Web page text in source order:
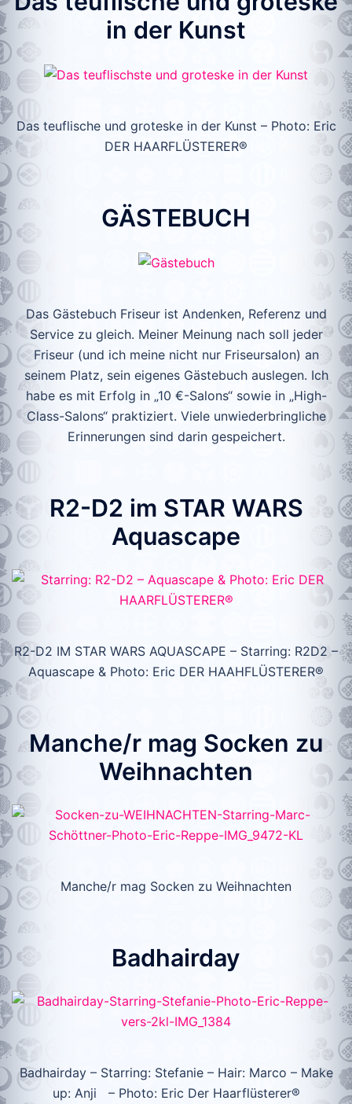
in der Kunst
Das teuflische und groteske in der Kunst – Photo: Eric
DER HAARFLÜSTERER®
GÄSTEBUCH
Das Gästebuch Friseur ist Andenken, Referenz und
Service zu gleich. Meiner Meinung nach soll jeder
Friseur (und ich meine nicht nur Friseursalon) an
seinem Platz, sein eigenes Gästebuch auslegen. Ich
habe es mit Erfolg in „10 €-Salons“ sowie in „High-
Class-Salons“ praktiziert. Viele unwiederbringliche
Erinnerungen sind darin gespeichert.
R2-D2 im STAR WARS
Aquascape
R2-D2 IM STAR WARS AQUASCAPE – Starring: R2D2 –
Aquascape & Photo: Eric DER HAAHFLÜSTERER®
Manche/r mag Socken zu
Weihnachten
Manche/r mag Socken zu Weihnachten
Badhairday
Badhairday – Starring: Stefanie – Hair: Marco – Make
up: Anji – Photo: Eric Der Haarflüsterer®